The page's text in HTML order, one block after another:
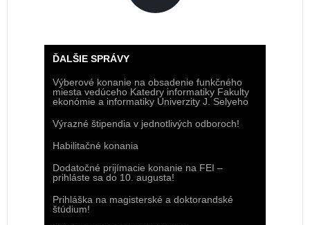
ĎALŠIE SPRÁVY
Výberové konanie na obsadenie funkčného
miesta vedúceho Katedry informatiky Fakulty
ekonómie a informatiky Univerzity J. Selyeho
Výrazné štipendia v jednotlivých odboroch!
Habilitačné konania
Dodatočné prijímacie konanie na FEI –
prihláste sa do 10. augusta!
Prihláška na magisterské a doktorandské
štúdium!